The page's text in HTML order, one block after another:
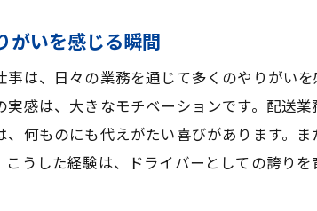
初めてのドライバー
キャリアアップのた
がいを感じる瞬間
事は、日々の業務を通じて多くのやりがい
実感は、大きなモチベーションです。配送
、何ものにも代えがたい喜びがあります。
うした経験は、ドライバーとしての誇り